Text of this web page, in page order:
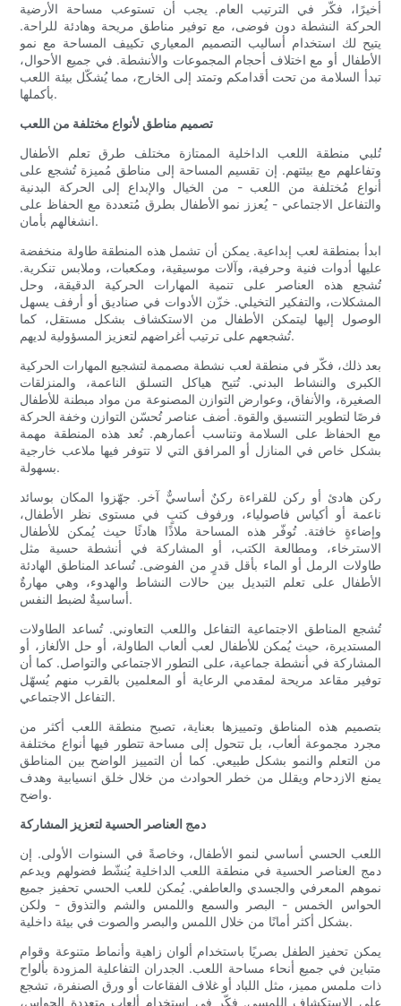
أخيرًا، فكّر في الترتيب العام. يجب أن تستوعب مساحة الأرضية
الحركة النشطة دون فوضى، مع توفير مناطق مريحة وهادئة للراحة.
يتيح لك استخدام أساليب التصميم المعياري تكييف المساحة مع نمو
الأطفال أو مع اختلاف أحجام المجموعات والأنشطة. في جميع الأحوال،
تبدأ السلامة من تحت أقدامكم وتمتد إلى الخارج، مما يُشكّل بيئة اللعب
بأكملها.
تصميم مناطق لأنواع مختلفة من اللعب
تُلبي منطقة اللعب الداخلية الممتازة مختلف طرق تعلم الأطفال
وتفاعلهم مع بيئتهم. إن تقسيم المساحة إلى مناطق مُميزة تُشجع على
أنواع مُختلفة من اللعب - من الخيال والإبداع إلى الحركة البدنية
والتفاعل الاجتماعي - يُعزز نمو الأطفال بطرق مُتعددة مع الحفاظ على
انشغالهم بأمان.
ابدأ بمنطقة لعب إبداعية. يمكن أن تشمل هذه المنطقة طاولة منخفضة
عليها أدوات فنية وحرفية، وآلات موسيقية، ومكعبات، وملابس تنكرية.
تُشجع هذه العناصر على تنمية المهارات الحركية الدقيقة، وحل
المشكلات، والتفكير التخيلي. خزّن الأدوات في صناديق أو أرفف يسهل
الوصول إليها ليتمكن الأطفال من الاستكشاف بشكل مستقل، كما
تُشجعهم على ترتيب أغراضهم لتعزيز المسؤولية لديهم.
بعد ذلك، فكّر في منطقة لعب نشطة مصممة لتشجيع المهارات الحركية
الكبرى والنشاط البدني. تُتيح هياكل التسلق الناعمة، والمنزلقات
الصغيرة، والأنفاق، وعوارض التوازن المصنوعة من مواد مبطنة للأطفال
فرصًا لتطوير التنسيق والقوة. أضف عناصر تُحسّن التوازن وخفة الحركة
مع الحفاظ على السلامة وتناسب أعمارهم. تُعد هذه المنطقة مهمة
بشكل خاص في المنازل أو المرافق التي لا تتوفر فيها ملاعب خارجية
بسهولة.
ركن هادئ أو ركن للقراءة ركنٌ أساسيٌّ آخر. جهّزوا المكان بوسائد
ناعمة أو أكياس فاصولياء، ورفوف كتبٍ في مستوى نظر الأطفال،
وإضاءةٍ خافتة. تُوفّر هذه المساحة ملاذًا هادئًا حيث يُمكن للأطفال
الاسترخاء، ومطالعة الكتب، أو المشاركة في أنشطة حسية مثل
طاولات الرمل أو الماء بأقل قدرٍ من الفوضى. تُساعد المناطق الهادئة
الأطفال على تعلم التبديل بين حالات النشاط والهدوء، وهي مهارةٌ
أساسيةٌ لضبط النفس.
تُشجع المناطق الاجتماعية التفاعل واللعب التعاوني. تُساعد الطاولات
المستديرة، حيث يُمكن للأطفال لعب ألعاب الطاولة، أو حل الألغاز، أو
المشاركة في أنشطة جماعية، على التطور الاجتماعي والتواصل. كما أن
توفير مقاعد مريحة لمقدمي الرعاية أو المعلمين بالقرب منهم يُسهّل
التفاعل الاجتماعي.
بتصميم هذه المناطق وتمييزها بعناية، تصبح منطقة اللعب أكثر من
مجرد مجموعة ألعاب، بل تتحول إلى مساحة تتطور فيها أنواع مختلفة
من التعلم والنمو بشكل طبيعي. كما أن التمييز الواضح بين المناطق
يمنع الازدحام ويقلل من خطر الحوادث من خلال خلق انسيابية وهدف
واضح.
دمج العناصر الحسية لتعزيز المشاركة
اللعب الحسي أساسي لنمو الأطفال، وخاصةً في السنوات الأولى. إن
دمج العناصر الحسية في منطقة اللعب الداخلية يُنشّط فضولهم ويدعم
نموهم المعرفي والجسدي والعاطفي. يُمكن للعب الحسي تحفيز جميع
الحواس الخمس - البصر والسمع واللمس والشم والتذوق - ولكن
بشكل أكثر أمانًا من خلال اللمس والبصر والصوت في بيئة داخلية.
يمكن تحفيز الطفل بصريًا باستخدام ألوان زاهية وأنماط متنوعة وقوام
متباين في جميع أنحاء مساحة اللعب. الجدران التفاعلية المزودة بألواح
ذات ملمس مميز، مثل اللباد أو غلاف الفقاعات أو ورق الصنفرة، تشجع
على الاستكشاف اللمسي. فكّر في استخدام ألعاب متعددة الحواس،